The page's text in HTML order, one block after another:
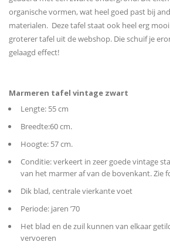
organische vormen, wat heel goed past bij
materialen. Deze tafel staat ook heel erg
groterer tafel uit de webshop. Die schuif je
gelaagd effect!
Marmeren tafel vintage zwart
Lengte: 55 cm
Breedte:60 cm.
Hoogte: 57 cm.
Conditie: verkeert in zeer goede vintage
van het marmer af van de bovenkant. Zie
Dik blad, centrale vierkante voet
Periode: jaren ’70
Het blad en de zuil kunnen van elkaar
vervoeren